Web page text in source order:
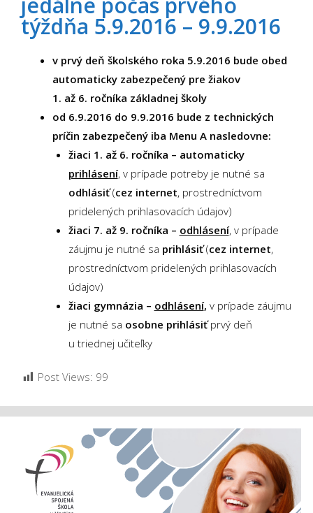
týždňa 5.9.2016 – 9.9.2016
v prvý deň školského roka 5.9.2016 bude obed
automaticky zabezpečený pre žiakov
1. až 6. ročníka základnej školy
od 6.9.2016 do 9.9.2016 bude z technických
príčin zabezpečený iba Menu A nasledovne:
žiaci 1. až 6. ročníka – automaticky
prihlásení, v prípade potreby je nutné sa
odhlásiť(cez internet, prostredníctvom
pridelených prihlasovacích údajov)
žiaci 7. až 9. ročníka – odhlásení, v prípade
záujmu je nutné sa prihlásiť(cez internet,
prostredníctvom pridelených prihlasovacích
údajov)
žiaci gymnázia – odhlásení, v prípade záujmu
je nutné sa osobne prihlásiťprvý deň
u triednej učiteľky
Post Views: 99